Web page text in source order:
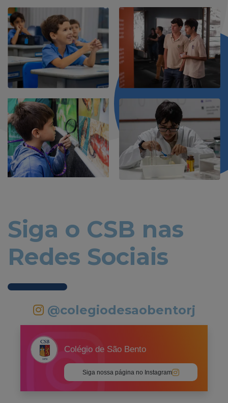
Siga o CSB nas
Redes Sociais
@colegiodesaobentorj
Colégio de São Bento
Siga nossa página no Instagram